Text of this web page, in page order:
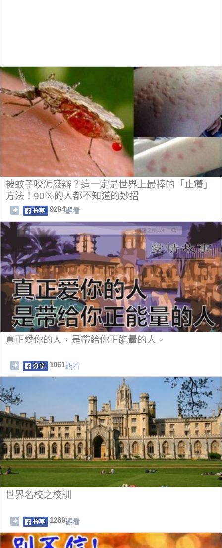
被蚊子咬怎麽辦？這一定是世界上最棒的「止癢」
方法！90％的人都不知道的妙招
9294觀看
真正愛你的人，是帶給你正能量的人。
1061觀看
世界名校之校訓
1289觀看